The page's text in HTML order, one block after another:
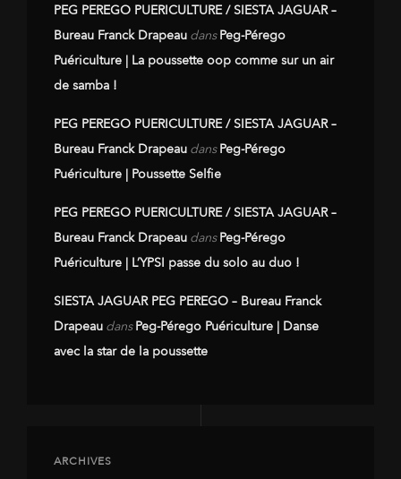
PEG PEREGO PUERICULTURE / SIESTA JAGUAR –
Bureau Franck Drapeau dansPeg-Pérego
Puériculture | La poussette oop comme sur un air
de samba !
PEG PEREGO PUERICULTURE / SIESTA JAGUAR –
Bureau Franck Drapeau dansPeg-Pérego
Puériculture | Poussette Selfie
PEG PEREGO PUERICULTURE / SIESTA JAGUAR –
Bureau Franck Drapeau dansPeg-Pérego
Puériculture | L’YPSI passe du solo au duo !
SIESTA JAGUAR PEG PEREGO – Bureau Franck
Drapeau dansPeg-Pérego Puériculture | Danse
avec la star de la poussette
ARCHIVES